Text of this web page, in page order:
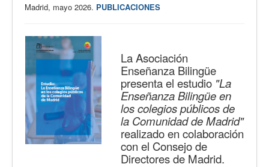
Madrid, mayo 2026. PUBLICACIONES
La Asociación
Enseñanza Bilingüe
presenta el estudio "La
Enseñanza Bilingüe en
los colegios públicos de
la Comunidad de Madrid"
realizado en colaboración
con el Consejo de
Directores de Madrid.